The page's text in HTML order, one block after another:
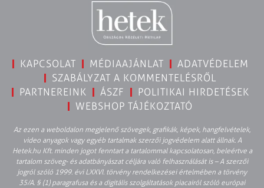
KAPCSOLAT MÉDIAAJÁNLAT
ADATVÉDELEM
SZABÁLYZAT A KOMMENTELÉSRŐL
PARTNEREINK
ÁSZF
POLITIKAI HIRDETÉSEK
WEBSHOP TÁJÉKOZTATÓ
Az ezen a weboldalon megjelenő szövegek, grafikák, képek, hangfelvételek,
video anyagok vagy egyéb tartalmak szerzői jogvédelem alatt állnak. A
Hetek.hu Kft. minden jogot fenntart a tartalommal kapcsolatosan, beleértve a
tartalom szöveg- és adatbányászat céljára való felhasználását is – A szerzői
jogról szóló 1999. évi LXXVI. törvény rendelkezései értelmében a törvény
35/A. § (1) paragrafusa és a digitális szolgáltatások piacairól szóló európai